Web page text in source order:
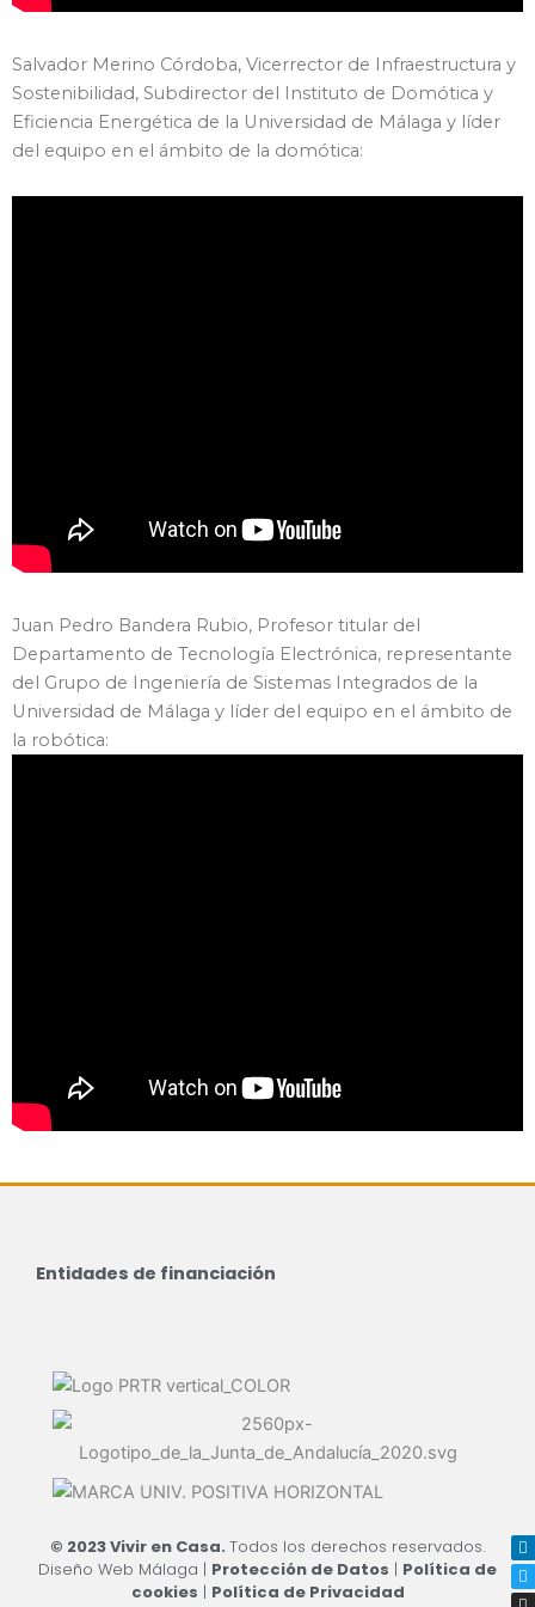
Salvador Merino Córdoba, Vicerrector de Infraestructura y
Sostenibilidad, Subdirector del Instituto de Domótica y
Eficiencia Energética de la Universidad de Málaga y líder
del equipo en el ámbito de la domótica:
Juan Pedro Bandera Rubio, Profesor titular del
Departamento de Tecnología Electrónica, representante
del Grupo de Ingeniería de Sistemas Integrados de la
Universidad de Málaga y líder del equipo en el ámbito de
la robótica:
Entidades de financiación
© 2023 Vivir en Casa. Todos los derechos reservados.
Diseño Web Málaga | Protección de Datos | Política de
cookies | Política de Privacidad
L
i
n
k
T
w
i
t
I
n
s
t
Y
o
u
t